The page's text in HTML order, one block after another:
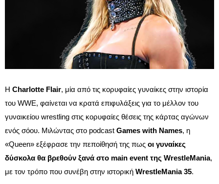
Η Charlotte Flair, μία από τις κορυφαίες γυναίκες στην ιστορία
του WWE, φαίνεται να κρατά επιφυλάξεις για το μέλλον του
γυναικείου wrestling στις κορυφαίες θέσεις της κάρτας αγώνων
ενός σόου. Μιλώντας στο podcast Games with Names, η
«Queen» εξέφρασε την πεποίθησή της πως οι γυναίκες
δύσκολα θα βρεθούν ξανά στο main event της WrestleMania,
με τον τρόπο που συνέβη στην ιστορική WrestleMania 35.